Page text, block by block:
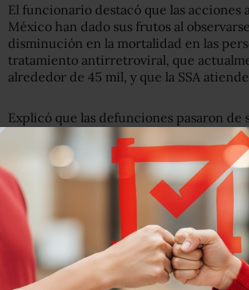
El funcionario destacó que las acciones
México han dado sus frutos al
disminución en la mortalidad en las
tratamiento antirretroviral, que
alrededor de 45 mil, y que la SSA
Explicó que las defunciones pasaron
en 2008 a cinco por ciento en 2009, y
indican que en 2010 la mortalidad
personas con VIH/Sida que reciben
descendido a 3.2, “con lo cual estamos
niveles internacionales”.
El titular de la Secretaría de Salud (SSA)
considerado que los condones
generación se puedan distribuir para